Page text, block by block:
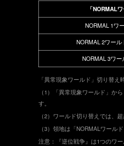
「NORMAL
NORMAL 1ワ
NORMAL 2ワール
NORMAL 3ワー
「異常現象ワールド」切り替え
（1）「異常現象ワールド」か
す。
（2）ワールド切り替えでは、
（3）領地は「NORMALワール
注意：『逆位戦争』は1つのワ